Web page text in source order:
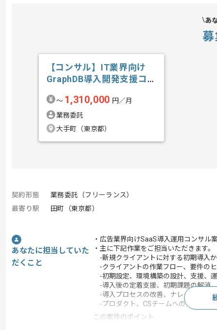
あ
【コンサル】IT業界向け
GraphDB導入開発支援コン
〜 1,310,000 円／月
業務委託
大手町（東京都）
契約形態
業務委託（フリーランス）
最寄り駅
田町（東京都）
あなたに担当していた
だくこと
・広告業界向けSaaS導入運用コンサル
・主に下記作業をご担当いただきます。
-新規クライアントに対する初期導入
-クライアントの作業フロー、要件の
-初期設定、環境構築の設計、支援、
-導入後の定着支援、初期課題の解消
-導入プロセスの改善、ナレッジ化
-プロダクト、CSチームへのフィード
この案件のポイント